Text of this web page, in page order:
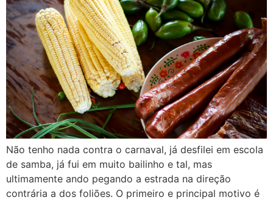
Não tenho nada contra o carnaval, já desfilei em escola
de samba, já fui em muito bailinho e tal, mas
ultimamente ando pegando a estrada na direção
contrária a dos foliões. O primeiro e principal motivo é